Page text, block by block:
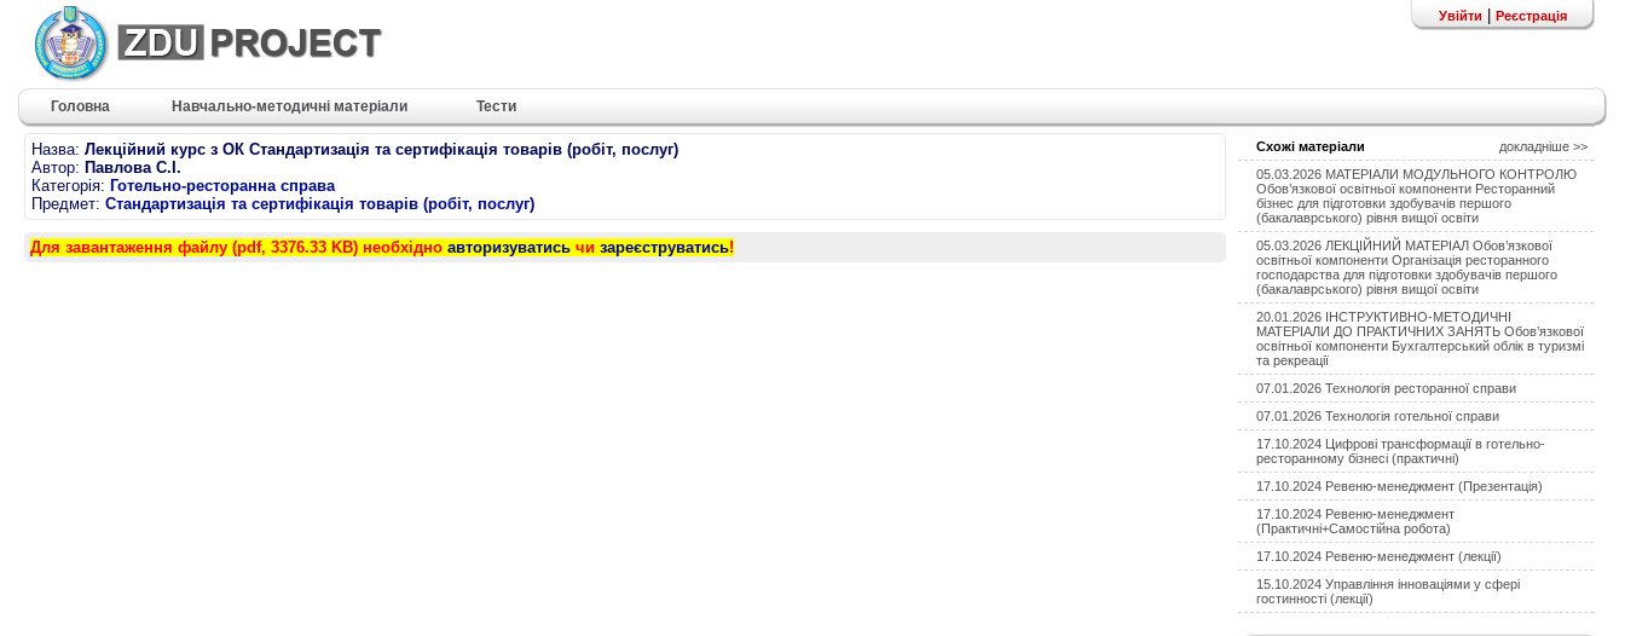
Увійти Реєстрація
Головна Навчально-методичні матеріали Тести
Назва: Лекційний курс з ОК Стандартизація та сертифікація товарів (робіт, послуг)
Автор: Павлова С.І.
Категорія: Готельно-ресторанна справа
Предмет: Стандартизація та сертифікація товарів (робіт, послуг)
Для завантаження файлу (pdf, 3376.33 KB) необхідно авторизуватись чи зареєструватись!
Схожі матеріали
докладніше >>
05.03.2026 МАТЕРІАЛИ МОДУЛЬНОГО КОНТРОЛЮ
Обов’язкової освітньої компоненти Ресторанний
бізнес для підготовки здобувачів першого
(бакалаврського) рівня вищої освіти
05.03.2026 ЛЕКЦІЙНИЙ МАТЕРІАЛ Обов’язкової
освітньої компоненти Організація ресторанного
господарства для підготовки здобувачів першого
(бакалаврського) рівня вищої освіти
20.01.2026 ІНСТРУКТИВНО-МЕТОДИЧНІ
МАТЕРІАЛИ ДО ПРАКТИЧНИХ ЗАНЯТЬ Обов’язкової
освітньої компоненти Бухгалтерський облік в туризмі
та рекреації
07.01.2026 Технологія ресторанної справи
07.01.2026 Технологія готельної справи
17.10.2024 Цифрові трансформації в готельно-
ресторанному бізнесі (практичні)
17.10.2024 Ревеню-менеджмент (Презентація)
17.10.2024 Ревеню-менеджмент
(Практичні+Самостійна робота)
17.10.2024 Ревеню-менеджмент (лекції)
15.10.2024 Управління інноваціями у сфері
гостинності (лекції)